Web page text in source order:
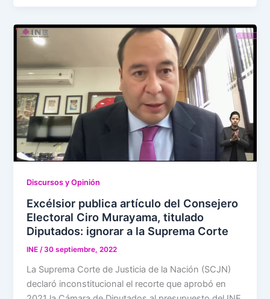
Discursos y Opinión
Excélsior publica artículo del Consejero
Electoral Ciro Murayama, titulado
Diputados: ignorar a la Suprema Corte
INE /30 septiembre, 2022
La Suprema Corte de Justicia de la Nación (SCJN)
declaró inconstitucional el recorte que aprobó en